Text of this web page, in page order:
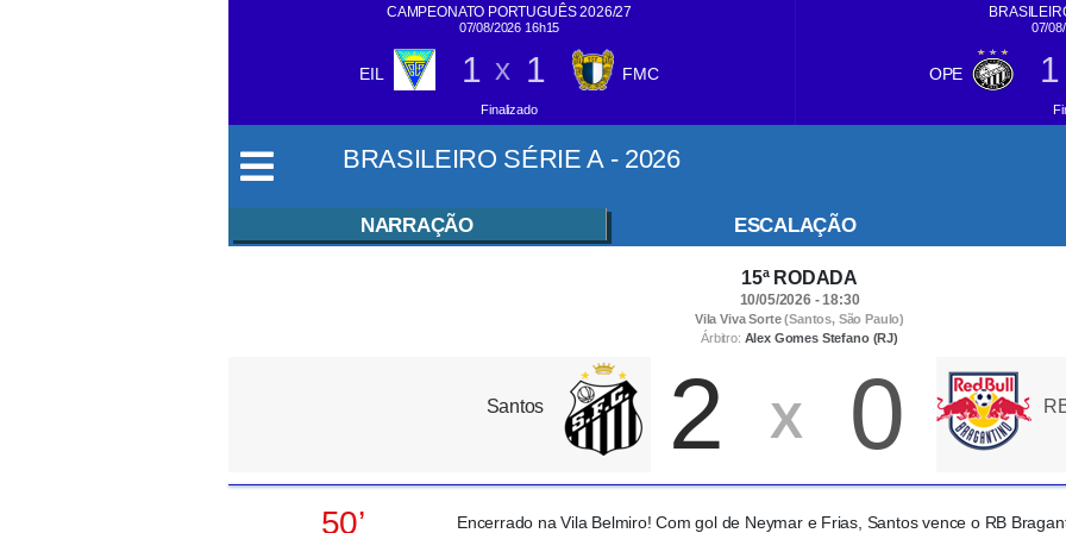
CAMPEONATO PORTUGUÊS 2026/27
07/08/2026 16h15
EIL 1 x 1 FMC
Finalizado
07/
OPE 1
BRASILEIRO SÉRIE A - 2026
NARRAÇÃO ESCALAÇÃO
15ª RODADA
10/05/2026 - 18:30
Vila Viva Sorte(Santos, São Paulo)
Árbitro: Alex Gomes Stefano (RJ)
Santos 2 X 0
50’
Encerrado na Vila Belmiro! Com gol de Neymar e Frias, Santos vence o RB